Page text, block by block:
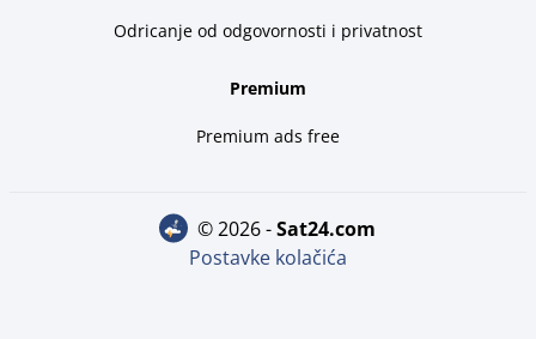
Odricanje od odgovornosti i privatnost
Premium
Premium ads free
© 2026 - sat24.com
Postavke kolačića